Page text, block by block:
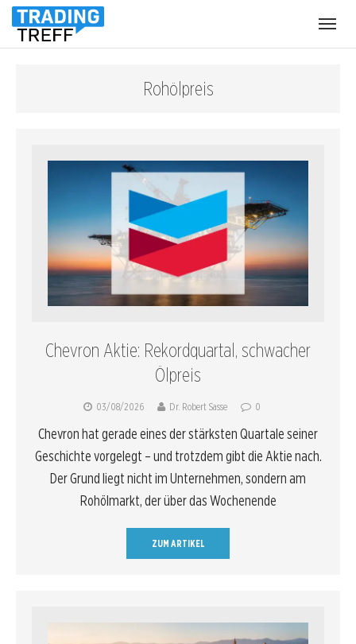
Rohölpreis
Chevron Aktie: Rekordquartal, schwacher
Ölpreis
03/08/2026 Dr. Robert Sasse 0
Chevron hat gerade eines der stärksten Quartale seiner
Geschichte vorgelegt – und trotzdem gibt die Aktie nach.
Der Grund liegt nicht im Unternehmen, sondern am
Rohölmarkt, der über das Wochenende
ZUM ARTIKEL